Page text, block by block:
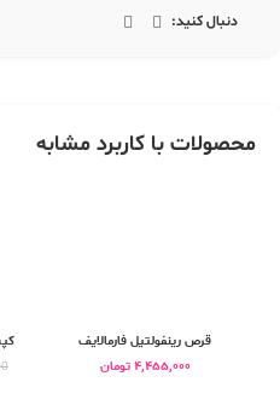
دنبال کنید:
محصولات با کاربرد مشابه
قرص رینفولتیل فارمالایف
4,455,000 تومان